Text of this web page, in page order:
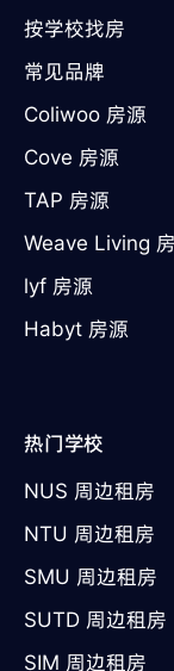
按学校找房
常见品牌
Coliwoo 房源
Cove 房源
TAP 房源
Weave Living
lyf 房源
Habyt 房源
热门学校
NUS 周边租房
NTU 周边租房
SMU 周边租房
SUTD 周边租房
SIM 周边租房